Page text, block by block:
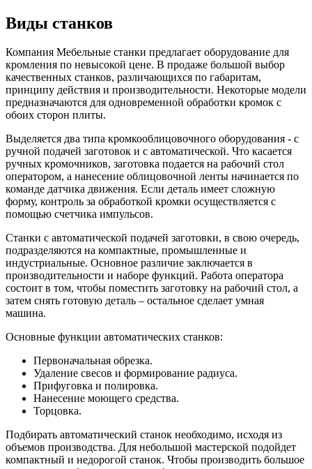
Виды станков
Компания Мебельные станки предлагает оборудование для
кромления по невысокой цене. В продаже большой выбор
качественных станков, различающихся по габаритам,
принципу действия и производительности. Некоторые модели
предназначаются для одновременной обработки кромок с
обоих сторон плиты.
Выделяется два типа кромкооблицовочного оборудования - с
ручной подачей заготовок и с автоматической. Что касается
ручных кромочников, заготовка подается на рабочий стол
оператором, а нанесение облицовочной ленты начинается по
команде датчика движения. Если деталь имеет сложную
форму, контроль за обработкой кромки осуществляется с
помощью счетчика импульсов.
Станки с автоматической подачей заготовки, в свою очередь,
подразделяются на компактные, промышленные и
индустриальные. Основное различие заключается в
производительности и наборе функций. Работа оператора
состоит в том, чтобы поместить заготовку на рабочий стол, а
затем снять готовую деталь – остальное сделает умная
машина.
Основные функции автоматических станков:
Первоначальная обрезка.
Удаление свесов и формирование радиуса.
Прифуговка и полировка.
Нанесение моющего средства.
Торцовка.
Подбирать автоматический станок необходимо, исходя из
объемов производства. Для небольшой мастерской подойдет
компактный и недорогой станок. Чтобы производить большое